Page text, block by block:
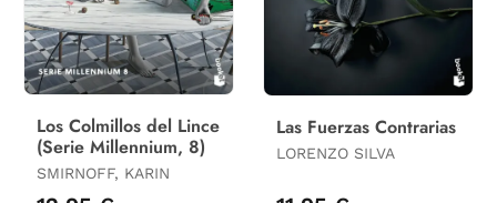
Los Colmillos del Lince
(Serie Millennium, 8)
SMIRNOFF, KARIN
Las Fuerzas Contrarias
LORENZO SILVA